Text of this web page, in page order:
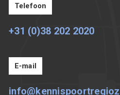
Telefoon
+31 (0)38 202 2020
E-mail